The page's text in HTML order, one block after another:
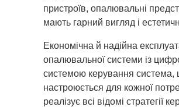
пристроїв, опалювальні
мають гарний вигляд і
Економічна й надійна
опалювальної системи із
системою керування система,
настроюється для кожної
реалізує всі відомі стратегії